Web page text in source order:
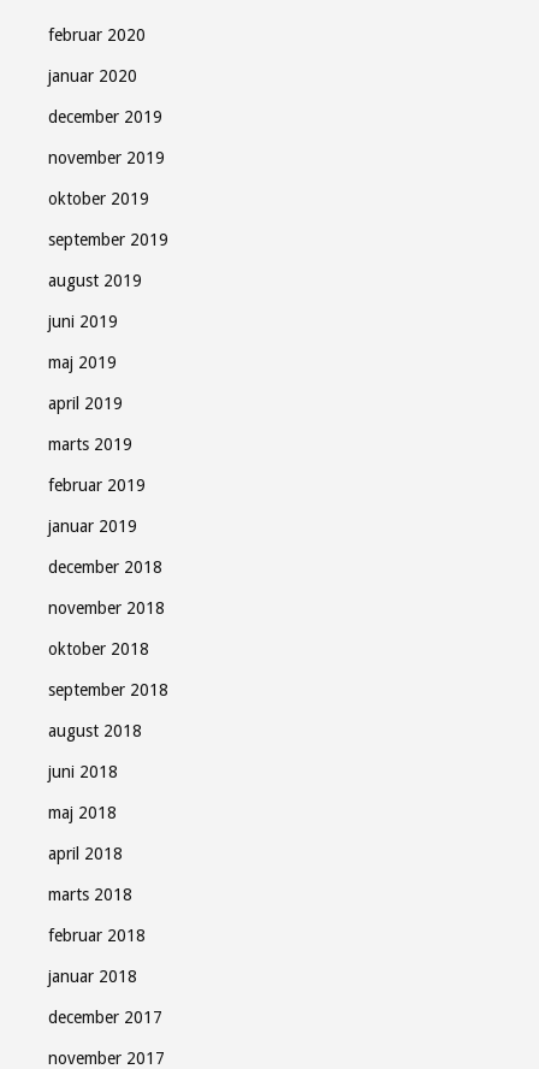
februar 2020
januar 2020
december 2019
november 2019
oktober 2019
september 2019
august 2019
juni 2019
maj 2019
april 2019
marts 2019
februar 2019
januar 2019
december 2018
november 2018
oktober 2018
september 2018
august 2018
juni 2018
maj 2018
april 2018
marts 2018
februar 2018
januar 2018
december 2017
november 2017